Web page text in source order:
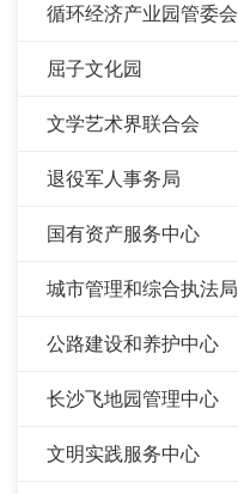
循环经济产业园管委会
屈子文化园
文学艺术界联合会
退役军人事务局
国有资产服务中心
城市管理和综合执法局
公路建设和养护中心
长沙飞地园管理中心
文明实践服务中心